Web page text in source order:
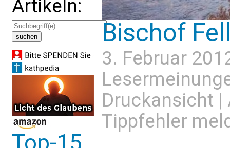
Artikeln:
Bischof
3. Februar
Druckansicht |
Tippfehler